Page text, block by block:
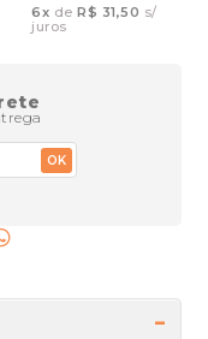
6x deR$ 31,50 s/
juros
OK